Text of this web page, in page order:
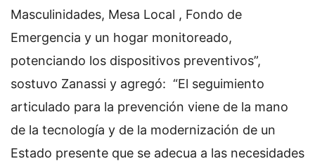
Masculinidades, Mesa Local , Fondo de
Emergencia y un hogar monitoreado,
potenciando los dispositivos preventivos”,
sostuvo Zanassi y agregó: “El seguimiento
articulado para la prevención viene de la mano
de la tecnología y de la modernización de un
Estado presente que se adecua a las necesidades